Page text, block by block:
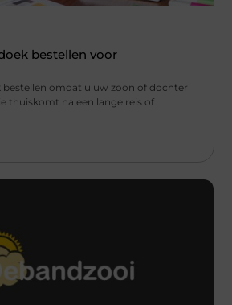
bestellen voor
bestellen omdat u uw zoon of dochter
thuiskomt na een lange reis of